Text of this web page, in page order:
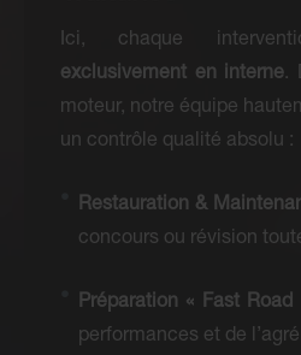
Ici, chaque
exclusivement en interne
moteur, notre équipe
un contrôle qualité absolu :
Restauration &
concours ou révision
Préparation « Fast Road
performances et de